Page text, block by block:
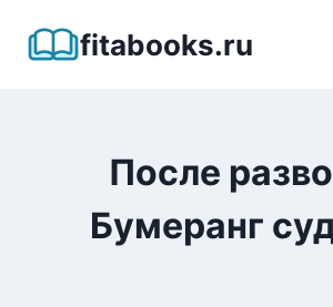
fitabooks.ru
После
Бумеранг